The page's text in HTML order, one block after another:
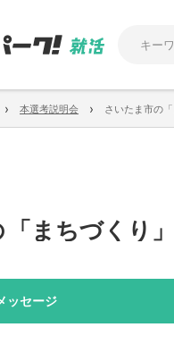
› 本選考説明会 › さいたま市の
「まちづくり 」
ッセージ